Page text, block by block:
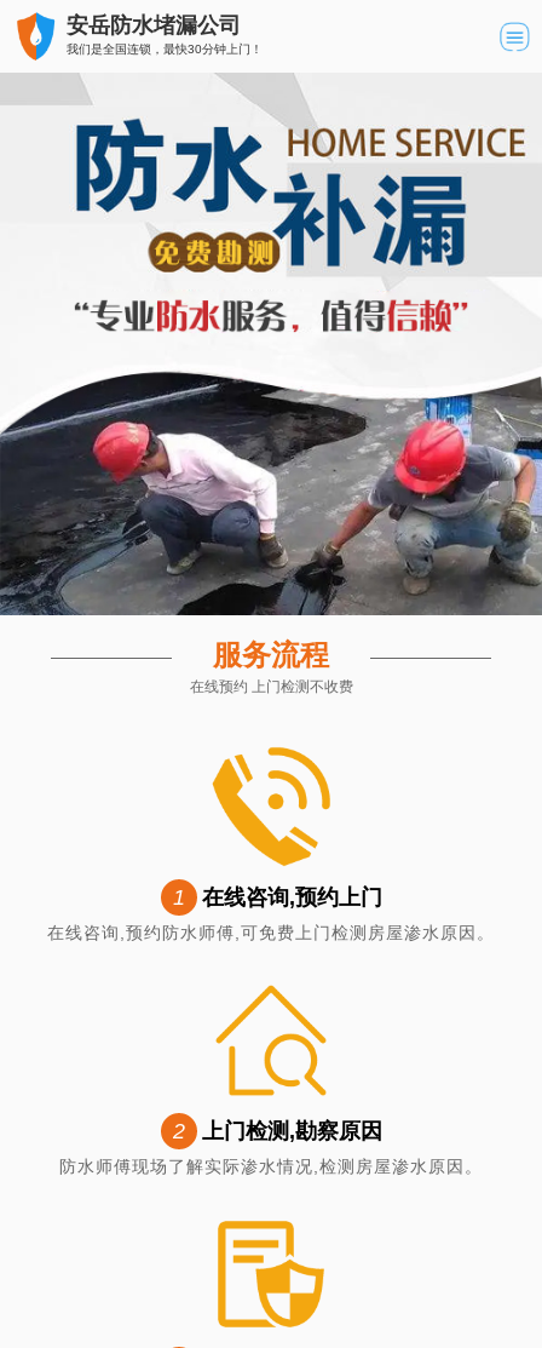
安岳防水堵漏公司
我们是全国连锁，最快30分钟上门！
服务流程
在线预约 上门检测不收费
1 在线咨询,预约上门
在线咨询,预约防水师傅,可免费上门检测房屋渗水原因。
2 上门检测,勘察原因
防水师傅现场了解实际渗水情况,检测房屋渗水原因。